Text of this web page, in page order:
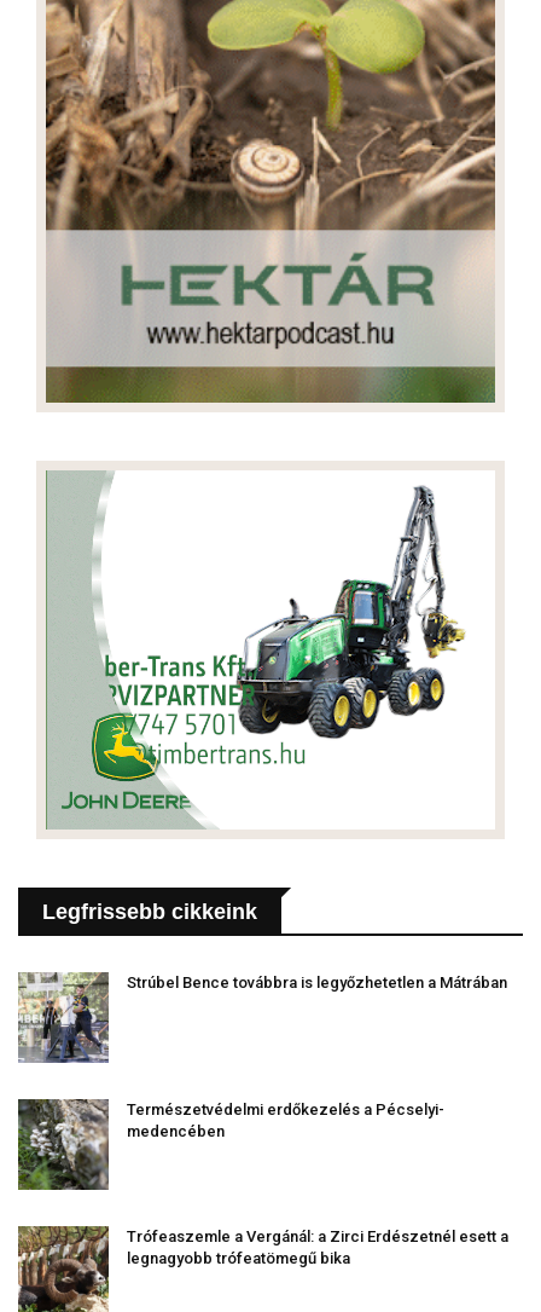
Legfrissebb cikkeink
Strúbel Bence továbbra is legyőzhetetlen a Mátrában
Természetvédelmi erdőkezelés a Pécselyi-
medencében
Trófeaszemle a Vergánál: a Zirci Erdészetnél esett a
legnagyobb trófeatömegű bika